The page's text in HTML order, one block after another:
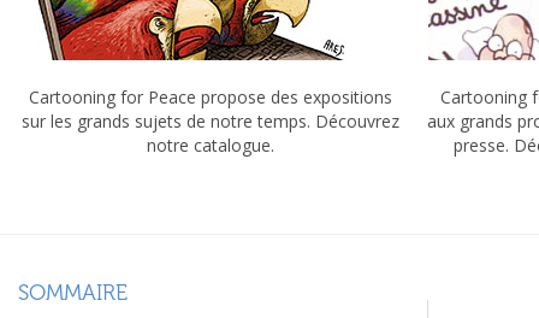
Cartooning for Peace propose des expositions
sur les grands sujets de notre temps. Découvrez
notre catalogue.
Cartooning
aux grands
presse.
SOMMAIRE